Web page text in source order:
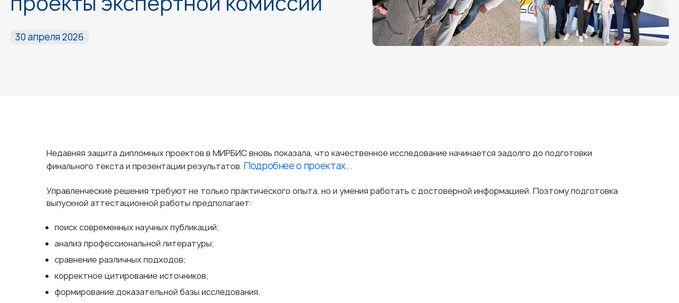
30 апреля 2026
Недавняя защита дипломных проектов в МИРБИС вновь показала, что качественное исследование начинается задолго до подготовки
финального текста и презентации результатов. Подробнее о проектах...
Управленческие решения требуют не только практического опыта, но и умения работать с достоверной информацией. Поэтому подготовка
выпускной аттестационной работы предполагает:
поиск современных научных публикаций;
анализ профессиональной литературы;
сравнение различных подходов;
корректное цитирование источников;
формирование доказательной базы исследования.